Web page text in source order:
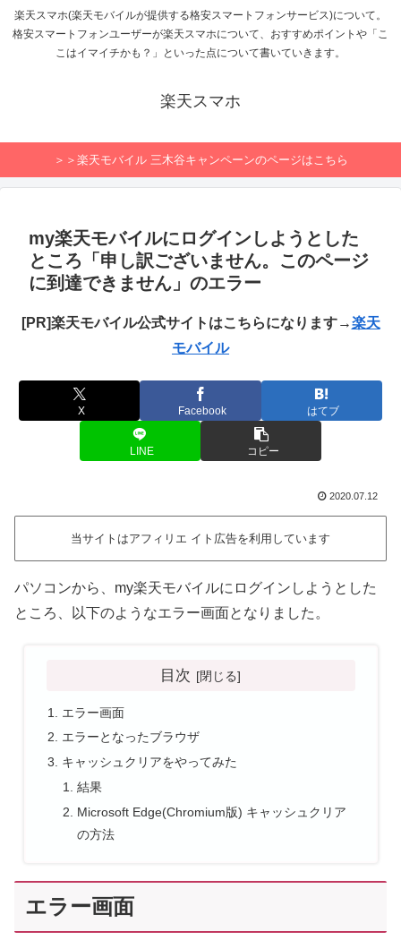
楽天スマホ(楽天モバイルが提供する格安スマートフォンサービス)について。
格安スマートフォンユーザーが楽天スマホについて、おすすめポイントや「こ
こはイマイチかも？」といった点について書いていきます。
楽天スマホ
＞＞楽天モバイル 三木谷キャンペーンのページはこちら
my楽天モバイルにログインしようとした
ところ「申し訳ございません。このページ
に到達できません」のエラー
[PR]楽天モバイル公式サイトはこちらになります→楽天
モバイル
X Facebook はてブ
LINE コピー
2020.07.12
当サイトはアフィリエ イト広告を利用しています
パソコンから、my楽天モバイルにログインしようとした
ところ、以下のようなエラー画面となりました。
目次
エラー画面
エラーとなったブラウザ
キャッシュクリアをやってみた
結果
Microsoft Edge(Chromium版) キャッシュクリア
の方法
エラー画面